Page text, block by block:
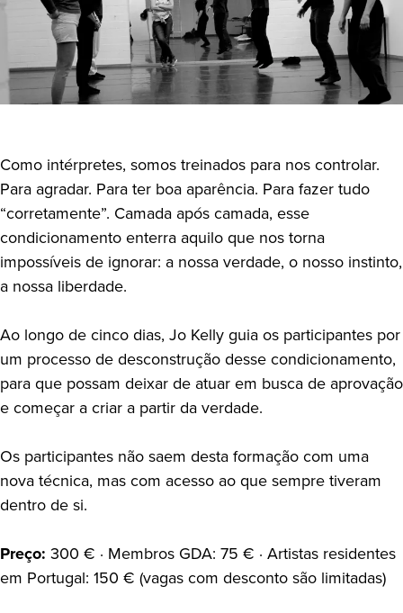
Como intérpretes, somos treinados para nos controlar.
Para agradar. Para ter boa aparência. Para fazer tudo
“corretamente”. Camada após camada, esse
condicionamento enterra aquilo que nos torna
impossíveis de ignorar: a nossa verdade, o nosso instinto,
a nossa liberdade.
Ao longo de cinco dias, Jo Kelly guia os participantes por
um processo de desconstrução desse condicionamento,
para que possam deixar de atuar em busca de aprovação
e começar a criar a partir da verdade.
Os participantes não saem desta formação com uma
nova técnica, mas com acesso ao que sempre tiveram
dentro de si.
Preço: 300 € · Membros GDA: 75 € · Artistas residentes
em Portugal: 150 € (vagas com desconto são limitadas)